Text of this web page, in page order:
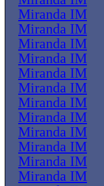
Miranda IM
Miranda IM
Miranda IM
Miranda IM
Miranda IM
Miranda IM
Miranda IM
Miranda IM
Miranda IM
Miranda IM
Miranda IM
Miranda IM